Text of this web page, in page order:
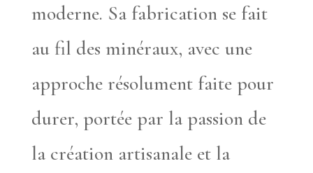
moderne. Sa fabrication se fait
au fil des minéraux, avec une
approche résolument faite pour
durer, portée par la passion de
la création artisanale et la